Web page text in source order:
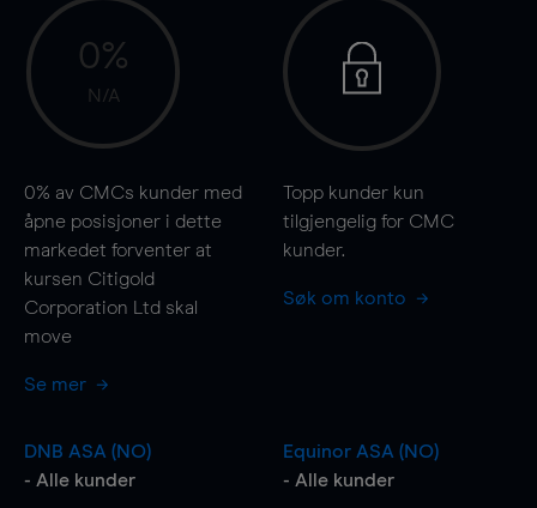
0%
N/A
0% av CMCs kunder med
åpne posisjoner i dette
markedet forventer at
kursen Citigold
Corporation Ltd skal
move
Se mer
Topp kunder kun
tilgjengelig for CMC
kunder.
Søk om konto
DNB ASA (NO)
- Alle kunder
Equinor ASA (NO)
- Alle kunder